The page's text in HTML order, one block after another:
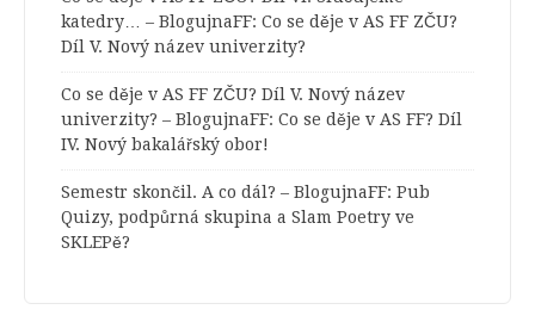
katedry… – BlogujnaFF: Co se děje v AS FF ZČU?
Díl V. Nový název univerzity?
Co se děje v AS FF ZČU? Díl V. Nový název
univerzity? – BlogujnaFF: Co se děje v AS FF? Díl
IV. Nový bakalářský obor!
Semestr skončil. A co dál? – BlogujnaFF: Pub
Quizy, podpůrná skupina a Slam Poetry ve
SKLEPě?